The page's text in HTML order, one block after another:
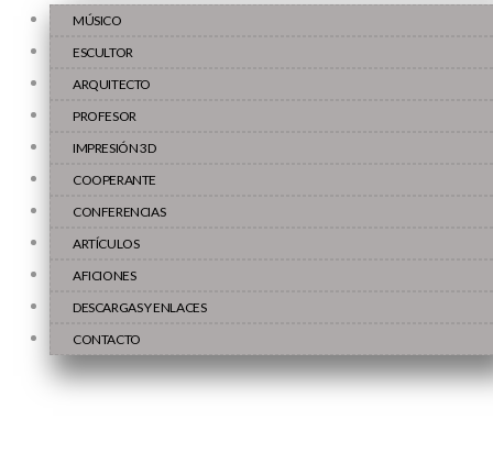
MÚSICO
ESCULTOR
ARQUITECTO
PROFESOR
IMPRESIÓN 3D
COOPERANTE
CONFERENCIAS
ARTÍCULOS
AFICIONES
DESCARGAS Y ENLACES
CONTACTO